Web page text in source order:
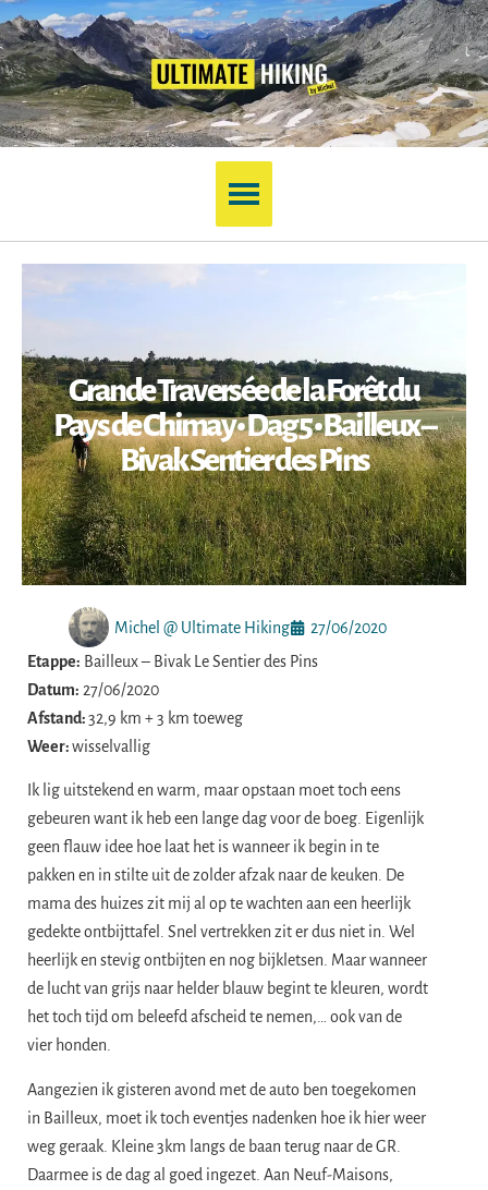
Grande Traversée de la Forêt du
Pays de Chimay • Dag 5 • Bailleux –
Bivak Sentier des Pins
Michel @ Ultimate Hiking
27/06/2020
Etappe: Bailleux – Bivak Le Sentier des Pins
Datum: 27/06/2020
Afstand:32,9 km + 3 km toeweg
Weer:wisselvallig
Ik lig uitstekend en warm, maar opstaan moet toch eens
gebeuren want ik heb een lange dag voor de boeg. Eigenlijk
geen flauw idee hoe laat het is wanneer ik begin in te
pakken en in stilte uit de zolder afzak naar de keuken. De
mama des huizes zit mij al op te wachten aan een heerlijk
gedekte ontbijttafel. Snel vertrekken zit er dus niet in. Wel
heerlijk en stevig ontbijten en nog bijkletsen. Maar wanneer
de lucht van grijs naar helder blauw begint te kleuren, wordt
het toch tijd om beleefd afscheid te nemen,… ook van de
vier honden.
Aangezien ik gisteren avond met de auto ben toegekomen
in Bailleux, moet ik toch eventjes nadenken hoe ik hier weer
weg geraak. Kleine 3km langs de baan terug naar de GR.
Daarmee is de dag al goed ingezet. Aan Neuf-Maisons,